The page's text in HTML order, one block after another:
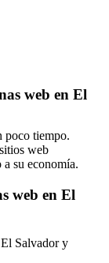
web en El
poco tiempo.
web
a su economía.
web en El
Salvador y